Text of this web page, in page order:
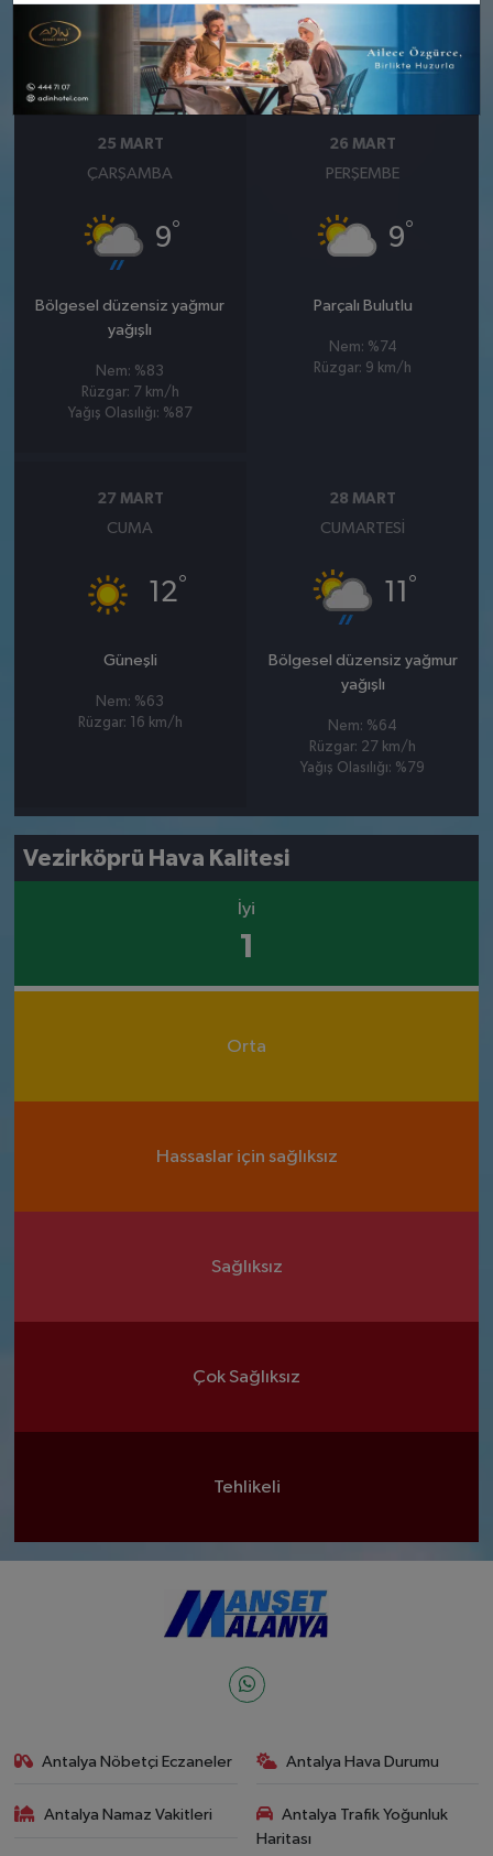
Rüzgar: 8 km/h
Yağış Olasılığı: %89
Rüzgar: 12 km/h
Yağış Olasılığı: %89
25 MART
ÇARŞAMBA
9°
Bölgesel düzensiz yağmur
yağışlı
Nem: %83
Rüzgar: 7 km/h
Yağış Olasılığı: %87
26 MART
PERŞEMBE
9°
Parçalı Bulutlu
Nem: %74
Rüzgar: 9 km/h
27 MART
CUMA
12°
Güneşli
Nem: %63
Rüzgar: 16 km/h
28 MART
CUMARTESI
11 °
Bölgesel düzensiz yağmur
yağışlı
Nem: %64
Rüzgar: 27 km/h
Yağış Olasılığı: %79
Vezirköprü Hava Kalitesi
İyi
1
Orta
Hassaslar için sağlıksız
Sağlıksız
Çok Sağlıksız
Tehlikeli
Antalya Nöbetçi Eczaneler Antalya Hava Durumu
Antalya Namaz Vakitleri
Antalya Trafik Yoğunluk
Haritası